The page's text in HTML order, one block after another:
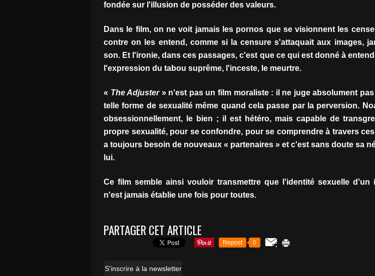
fondée sur l'illusion de posséder des valeurs.
Dans le film, on ne voit jamais les pornos que se visionnent les
contre on les entend, comme si la censure s'attaquait aux images,
son. Et l'ironie, dans ces passages, c'est que ce qui est donné à
l'expression du tabou suprême, l'inceste, le meurtre.
« The Adjuster» n'est pas un film moraliste : il ne juge absolument pas
telle forme de sexualité même quand cela passe par la perversion.
obsessionnellement, le bien ; il est hétéro, mais capable de
propre sexualité, pour se confondre, pour se comprendre à travers ces
a toujours besoin de nouveaux « partenaires » et c'est sans doute sa
lui.
Ce film semble ainsi vouloir transmettre que l'identité sexuelle d'un
n'est jamais établie une fois pour toutes.
PARTAGER CET ARTICLE
Repost 0
S'inscrire à la newsletter